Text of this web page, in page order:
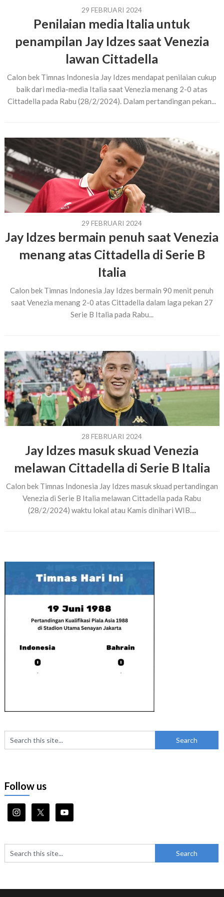
29 FEBRUARI 2024
Penilaian media Italia untuk
penampilan Jay Idzes saat Venezia
lawan Cittadella
Calon bek Timnas Indonesia Jay Idzes mendapat penilaian cukup
baik dari media-media Italia saat Venezia menang 2-0 atas
Cittadella pada Rabu (28/2/2024). Dalam pertandingan pekan...
29 FEBRUARI 2024
Jay Idzes bermain penuh saat Venezia
menang atas Cittadella di Serie B
Italia
Calon bek Timnas Indonesia Jay Idzes bermain 90 menit penuh
saat Venezia menang 2-0 atas Cittadella dalam laga pekan 27
Serie B Italia pada Rabu...
28 FEBRUARI 2024
Jay Idzes masuk skuad Venezia
melawan Cittadella di Serie B Italia
Calon bek Timnas Indonesia Jay Idzes masuk skuad pertandingan
Venezia di Serie B Italia melawan Cittadella pada Rabu
(28/2/2024) waktu lokal atau Kamis dinihari WIB....
Follow us